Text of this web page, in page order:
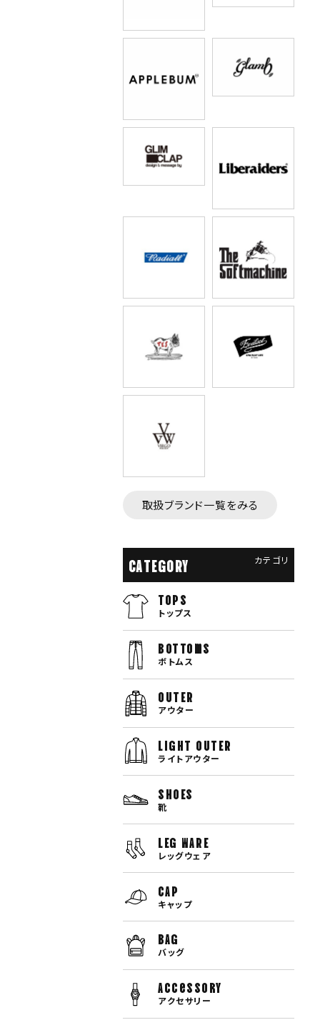
取扱ブランド一覧をみる
CATEGORY カテゴリ
TOPS
トップス
bottoms
ボトムス
OUTER
アウター
LIGHT OUTER
ライトアウター
SHOES
靴
LEG WARE
レッグウェア
CAP
キャップ
BAG
バッグ
Accessory
アクセサリー